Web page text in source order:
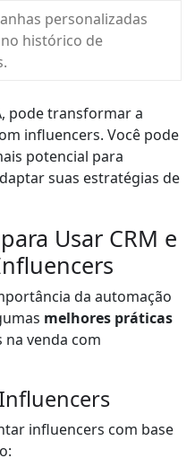
personalizadas
histórico de
pode transformar a
influencers. Você pode
potencial para
suas estratégias de
Usar CRM e
da automação
melhores práticas
venda com
influencers com base